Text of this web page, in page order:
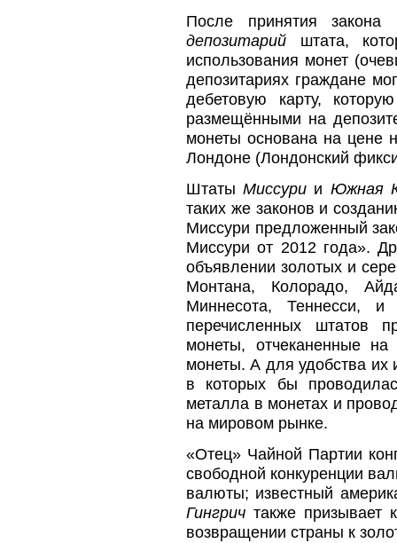
После принятия
депозитарий штата,
использования монет
депозитариях граждане
дебетовую карту,
размещёнными на
монеты основана на
Лондоне (Лондонский
ШтатыМиссури и Южная
таких же законов и
Миссури предложенный
Миссури от 2012 года».
объявлении золотых и
Монтана, Колорадо,
Миннесота, Теннесси,
перечисленных штатов
монеты, отчеканенные
монеты. А для удобства их
в которых бы
металла в монетах и
на мировом рынке.
«Отец» Чайной Партии
свободной конкуренции
валюты; известный
Гингрич также призывает
возвращении страны к